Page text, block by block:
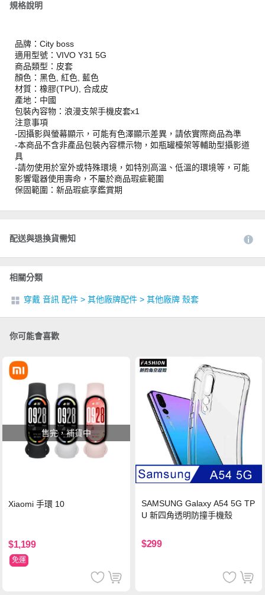
規格說明
品牌：City boss
適用型號：VIVO Y31 5G
商品類型：皮套
顏色：黑色, 紅色, 藍色
材質：橡膠(TPU), 合成皮
產地：中國
包裝內容物：浪漫支架手機皮套x1
注意事項
-因攝影與螢幕顯示，可能有色澤顯示差異，請依實際商品為準
-本商品不含非產品包裝內容標示物，如瓶罐檯架等輔助型攝影道
具
-請勿使用於室外或特殊環境，如特別高溫、低溫的環境等，可能
影響電器使用壽命，不屬於商品瑕疵範圍
保固範圍：新品瑕疵享鑑賞期
配送與退換貨需知
相關分類
穿戴 音訊 配件 > 其他廠牌配件 > 其他廠牌 殼套
你可能會喜歡
售完，補貨中
Xiaomi 手環 10
$1,199
免運
SAMSUNG Galaxy A54 5G TP
U 新四角透明防撞手機殼
$299